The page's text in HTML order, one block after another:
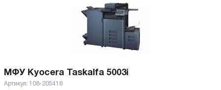
МФУ Kyocera Taskalfa 5003i
Артикул: 108-205416